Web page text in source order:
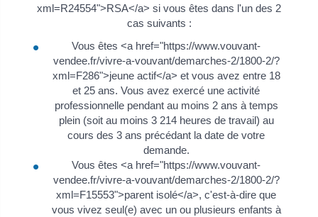
xml=R24554">RSA</a> si vous êtes dans l'un des 2
cas suivants :
Vous êtes <a href="https://www.vouvant-
vendee.fr/vivre-a-vouvant/demarches-2/1800-2/?
xml=F286">jeune actif</a> et vous avez entre 18
et 25 ans. Vous avez exercé une activité
professionnelle pendant au moins 2 ans à temps
plein (soit au moins 3 214 heures de travail) au
cours des 3 ans précédant la date de votre
demande.
Vous êtes <a href="https://www.vouvant-
vendee.fr/vivre-a-vouvant/demarches-2/1800-2/?
xml=F15553">parent isolé</a>, c'est-à-dire que
vous vivez seul(e) avec un ou plusieurs enfants à